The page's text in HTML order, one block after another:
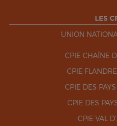
LES
UNION
CPIE CHAÎNE
CPIE
CPIE DES
CPIE DES
CPIE VAL